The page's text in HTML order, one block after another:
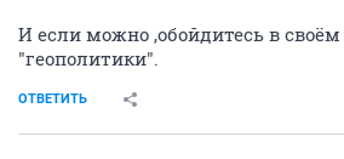
И если можно ,обойдитесь в своём
"геополитики".
ОТВЕТИТЬ